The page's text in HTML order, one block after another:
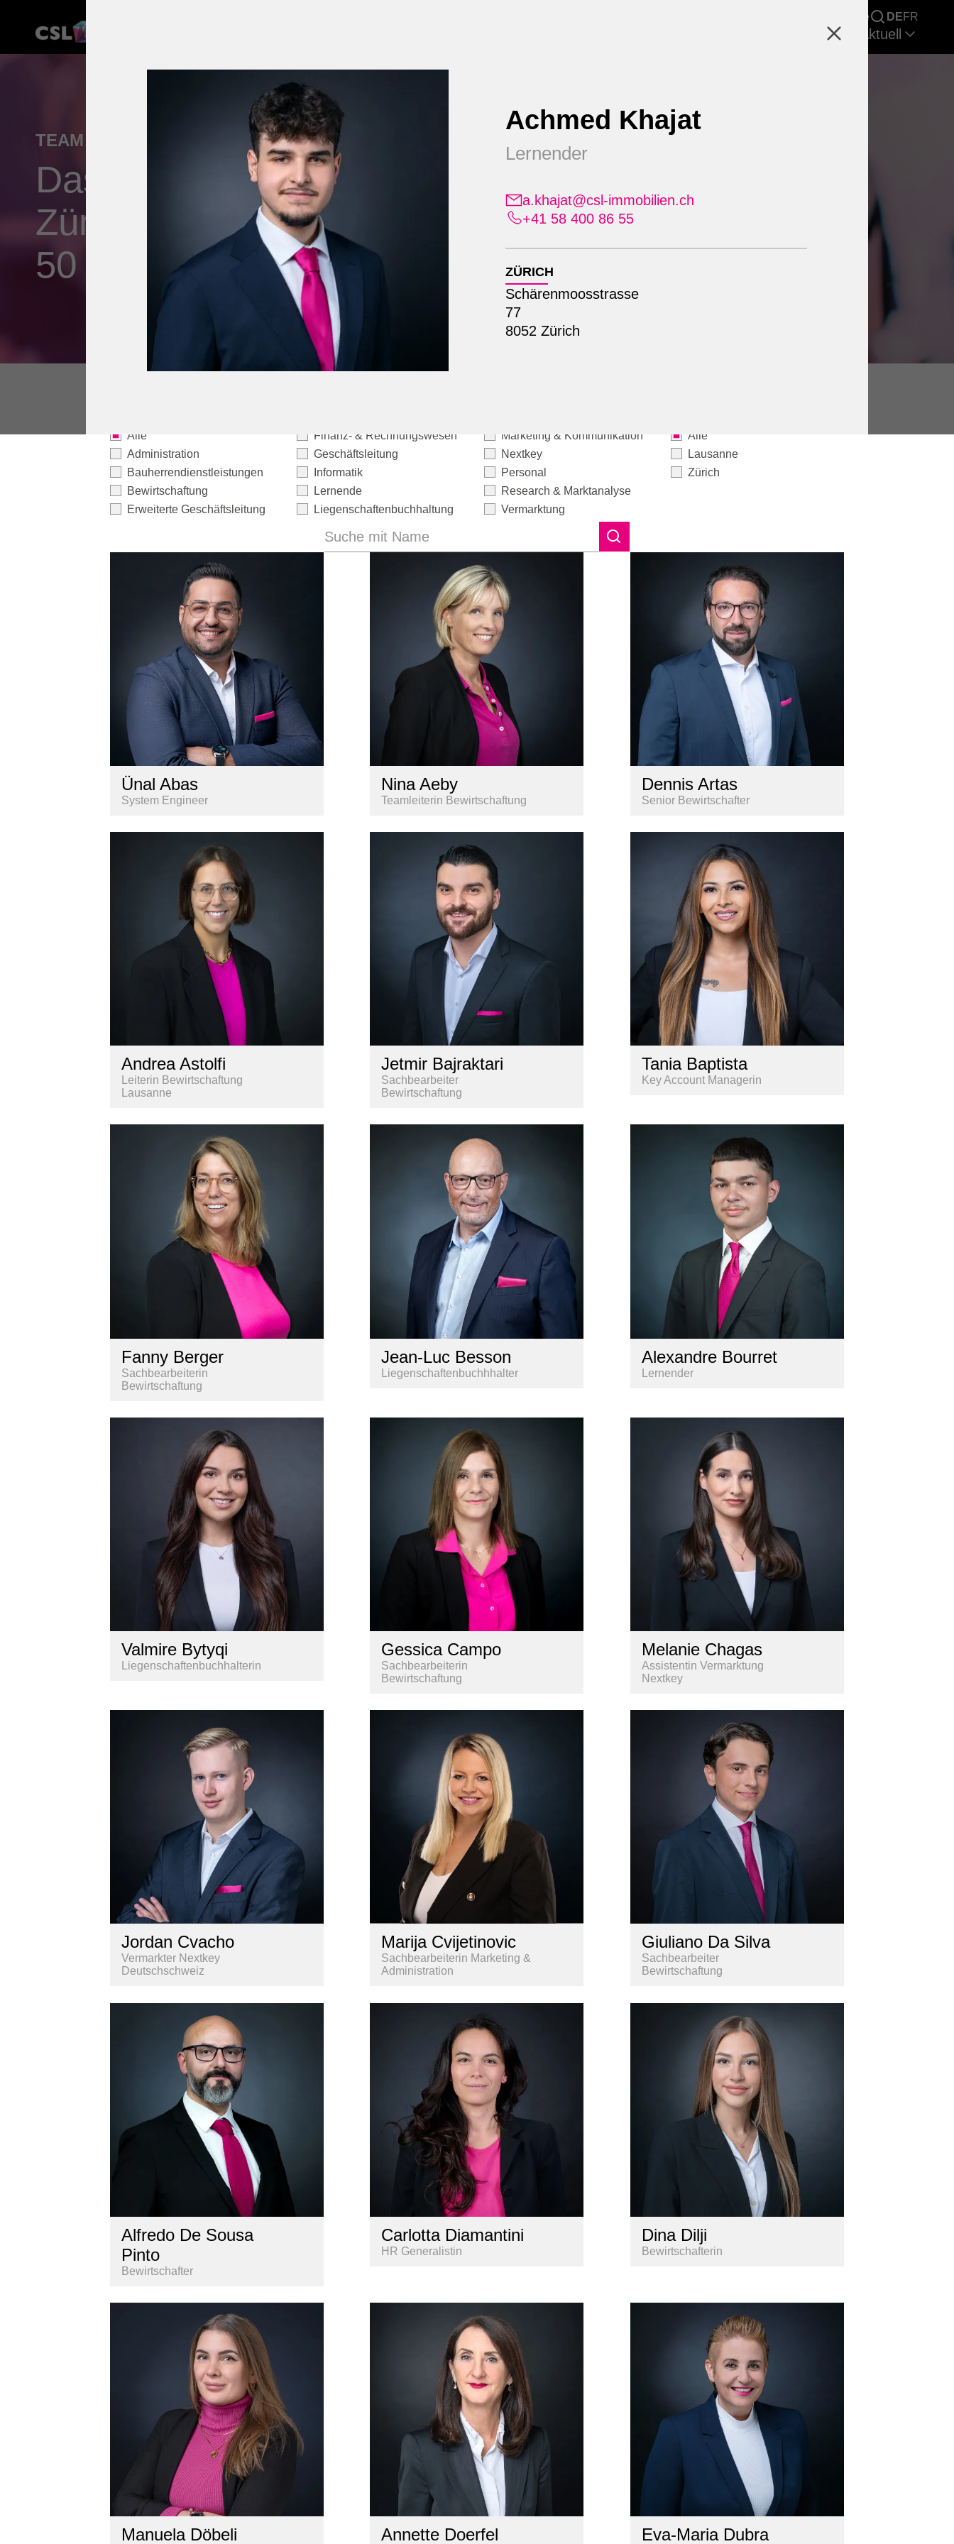
Karriere DE FR
Research & Marktberichte Aktuell
Achmed Khajat
Lernender
a.khajat@csl-immobilien.ch
+41 58 400 86 55
ZÜRICH
Schärenmoosstrasse
77
8052 Zürich
TEAM
Das CSL Immobilien Team in
Zürich und Lausanne - Seit über
50 Jahren
Alle
Administration
Bauherrendienstleistungen
Bewirtschaftung
Erweiterte Geschäftsleitung
Finanz- & Rechnungswesen
Geschäftsleitung
Informatik
Lernende
Liegenschaftenbuchhaltung
Marketing & Kommunikation
Nextkey
Personal
Research & Marktanalyse
Vermarktung
Alle
Lausanne
Zürich
Suche mit Name
Ünal Abas
System Engineer
Nina Aeby
Teamleiterin Bewirtschaftung
Dennis Artas
Senior Bewirtschafter
Andrea Astolfi
Leiterin Bewirtschaftung
Lausanne
Jetmir Bajraktari
Sachbearbeiter
Bewirtschaftung
Tania Baptista
Key Account Managerin
Fanny Berger
Sachbearbeiterin
Bewirtschaftung
Jean-Luc Besson
Liegenschaftenbuchhhalter
Alexandre Bourret
Lernender
Valmire Bytyqi
Liegenschaftenbuchhalterin
Gessica Campo
Sachbearbeiterin
Bewirtschaftung
Melanie Chagas
Assistentin Vermarktung
Nextkey
Jordan Cvacho
Vermarkter Nextkey
Deutschschweiz
Marija Cvijetinovic
Sachbearbeiterin Marketing &
Administration
Giuliano Da Silva
Sachbearbeiter
Bewirtschaftung
Alfredo De Sousa
Pinto
Bewirtschafter
Carlotta Diamantini
HR Generalistin
Dina Dilji
Bewirtschafterin
Manuela Döbeli Annette Doerfel Eva-Maria Dubra